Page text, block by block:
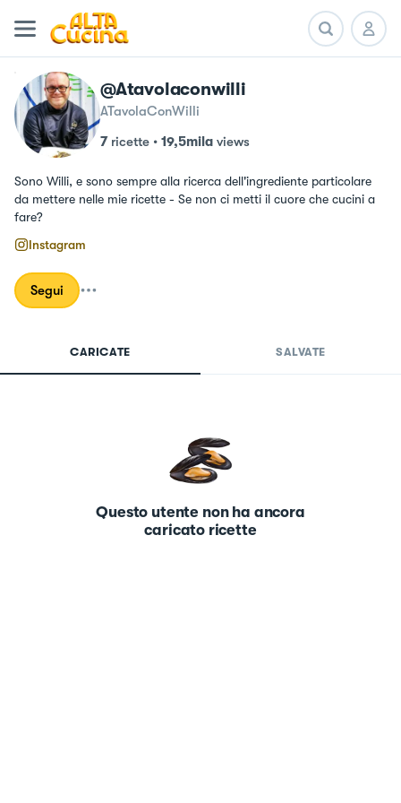
@atavolaconwilli
ATavolaConWilli
7 ricette • 19,5mila views
Sono Willi, e sono sempre alla ricerca dell'ingrediente particolare
da mettere nelle mie ricette - Se non ci metti il cuore che cucini a
fare?
Instagram
Segui
CARICATE SALVATE
Questo utente non ha ancora
caricato ricette